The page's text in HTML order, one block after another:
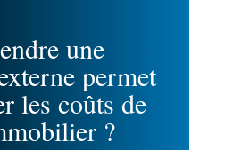
une
permet
les coûts de
?